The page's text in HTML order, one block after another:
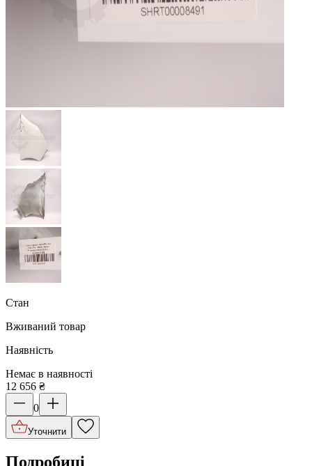
Стан
Вживаний товар
Наявність
Немає в наявності
12 656 ₴
0
Уточнити
Подробиці